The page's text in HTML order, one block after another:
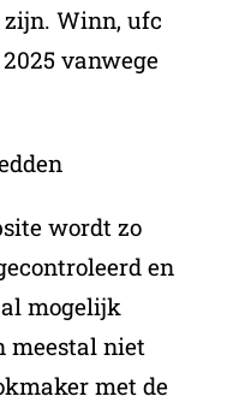
Winn, ufc
vanwege
wordt zo
en
mogelijk
meestal niet
met de